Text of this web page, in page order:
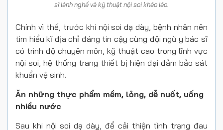
sĩ lành nghề và kỹ thuật nội soi khéo léo.
Chính vì thế, trước khi nội soi dạ dày, bệnh nhân nên
tìm hiểu kĩ địa chỉ đáng tin cậy cùng đội ngũ y bác sĩ
có trình độ chuyên môn, kỹ thuật cao trong lĩnh vực
nội soi, hệ thống trang thiết bị hiện đại đảm bảo sát
khuẩn vệ sinh.
Ăn những thực phẩm mềm, lỏng, dễ nuốt, uống
nhiều nước
Sau khi nội soi dạ dày, để cải thiện tình trạng đau